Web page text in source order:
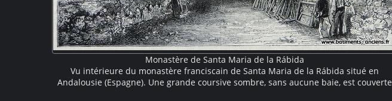
Monastère de Santa Maria de la Rábida
Vu intérieure du monastère franciscain de Santa Maria de la Rábida situé en
Andalousie (Espagne). Une grande coursive sombre, sans aucune baie, est couverte